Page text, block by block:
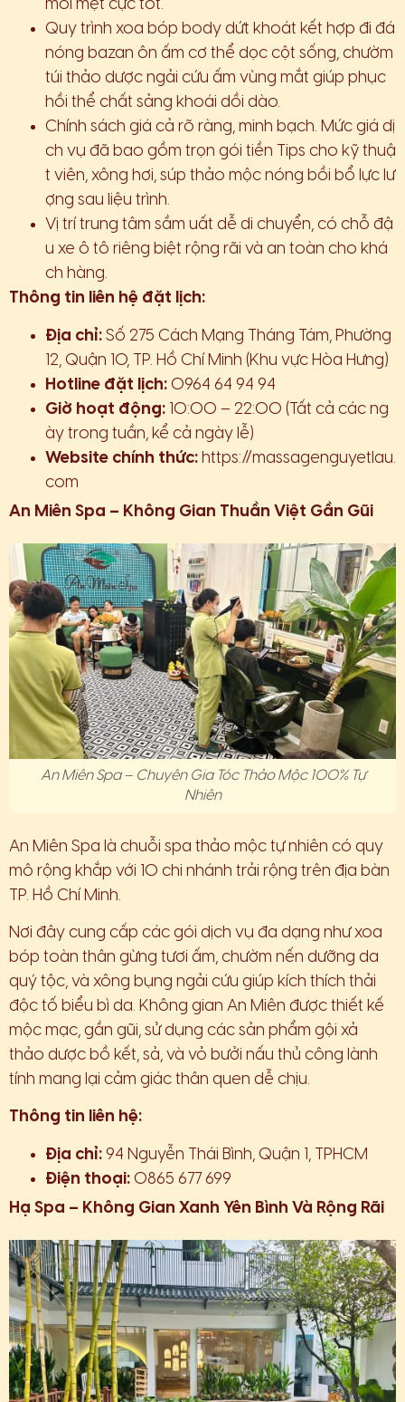
mỏi mệt cực tốt.
Quy trình xoa bóp body dứt khoát kết hợp đi đá
nóng bazan ôn ấm cơ thể dọc cột sống, chườm
túi thảo dược ngải cứu ấm vùng mắt giúp phục
hồi thể chất sảng khoái dồi dào.
Chính sách giá cả rõ ràng, minh bạch. Mức giá dị
ch vụ đã bao gồm trọn gói tiền Tips cho kỹ thuậ
t viên, xông hơi, súp thảo mộc nóng bồi bổ lực lư
ợng sau liệu trình.
Vị trí trung tâm sầm uất dễ di chuyển, có chỗ đậ
u xe ô tô riêng biệt rộng rãi và an toàn cho khá
ch hàng.
Thông tin liên hệ đặt lịch:
Địa chỉ: Số 275 Cách Mạng Tháng Tám, Phường
12, Quận 10, TP. Hồ Chí Minh (Khu vực Hòa Hưng)
Hotline đặt lịch: 0964 64 94 94
Giờ hoạt động: 10:00 – 22:00 (Tất cả các ng
ày trong tuần, kể cả ngày lễ)
Website chính thức: https://massagenguyetlau.
com
An Miên Spa – Không Gian Thuần Việt Gần Gũi
An Miên Spa – Chuyên Gia Tóc Thảo Mộc 100% Tự
Nhiên
An Miên Spa là chuỗi spa thảo mộc tự nhiên có quy
mô rộng khắp với 10 chi nhánh trải rộng trên địa bàn
TP. Hồ Chí Minh.
Nơi đây cung cấp các gói dịch vụ đa dạng như xoa
bóp toàn thân gừng tươi ấm, chườm nến dưỡng da
quý tộc, và xông bụng ngải cứu giúp kích thích thải
độc tố biểu bì da. Không gian An Miên được thiết kế
mộc mạc, gần gũi, sử dụng các sản phẩm gội xả
thảo dược bồ kết, sả, và vỏ bưởi nấu thủ công lành
tính mang lại cảm giác thân quen dễ chịu.
Thông tin liên hệ:
Địa chỉ: 94 Nguyễn Thái Bình, Quận 1, TPHCM
Điện thoại: 0865 677 699
Hạ Spa – Không Gian Xanh Yên Bình Và Rộng Rãi